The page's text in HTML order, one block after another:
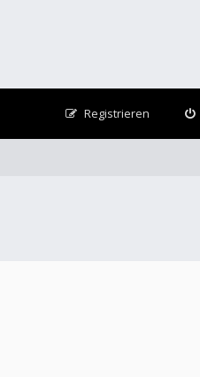
Registrieren